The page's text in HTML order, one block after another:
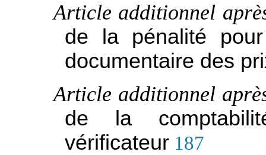
Article additionnel
de la pénalité pour
documentaire des
Article additionnel
de la
vérificateur187